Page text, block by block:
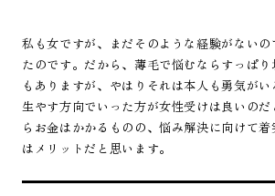
私も女ですが、まだそのような経験がないの
たのです。だから、薄毛で悩むならすっぱ
もありますが、やはりそれは本人も勇気が
生やす方向でいった方が女性受けは良いの
らお金はかかるものの、悩み解決に向けて
はメリットだと思います。